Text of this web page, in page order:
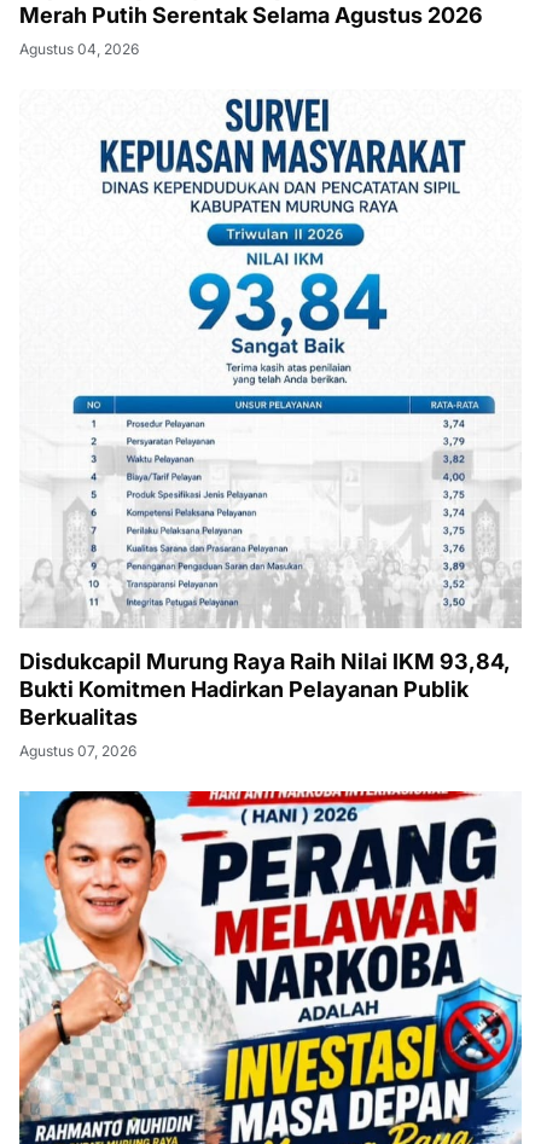
Merah Putih Serentak Selama Agustus 2026
Agustus 04, 2026
Disdukcapil Murung Raya Raih Nilai IKM 93,84,
Bukti Komitmen Hadirkan Pelayanan Publik
Berkualitas
Agustus 07, 2026